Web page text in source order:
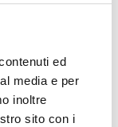
ed
media e per
inoltre
sito con i